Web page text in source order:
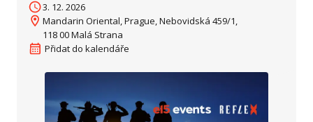
3. 12. 2026
Mandarin Oriental, Prague, Nebovidská 459/1,
118 00 Malá Strana